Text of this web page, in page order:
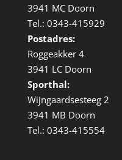
3941 MC Doorn
Tel.: 0343-415929
Postadres:
Roggeakker 4
3941 LC Doorn
Sporthal:
Wijngaardsesteeg 2
3941 MB Doorn
Tel.: 0343-415554